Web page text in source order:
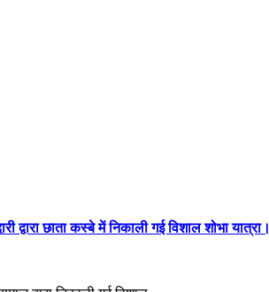
छाता कस्बे में निकाली गई विशाल शोभा यात्रा।